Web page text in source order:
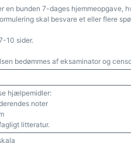
en bunden 7-dages hjemmeopgave,
skal besvare et eller flere
10 sider.
bedømmes af eksaminator og
hjælpemidler:
noter
litteratur.